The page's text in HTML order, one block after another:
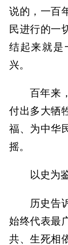
说的，一百
民进行的一
结起来就是
兴。
百年来
付出多大牺
福、为中华
摇。
以史为
历史告
始终代表最
共、生死相